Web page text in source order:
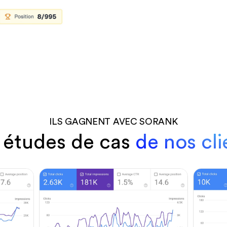
ILS GAGNENT AVEC SORANK
de cas de nos